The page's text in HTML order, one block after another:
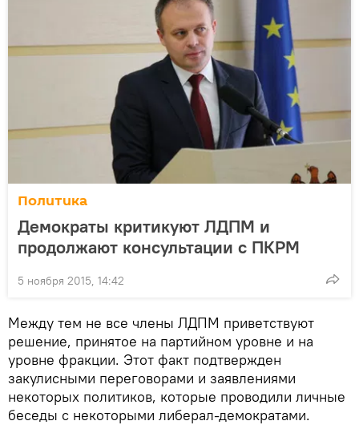
Политика
Демократы критикуют ЛДПМ и
продолжают консультации с ПКРМ
5 ноября 2015, 14:42
Между тем не все члены ЛДПМ приветствуют
решение, принятое на партийном уровне и на
уровне фракции. Этот факт подтвержден
закулисными переговорами и заявлениями
некоторых политиков, которые проводили личные
беседы с некоторыми либерал-демократами.